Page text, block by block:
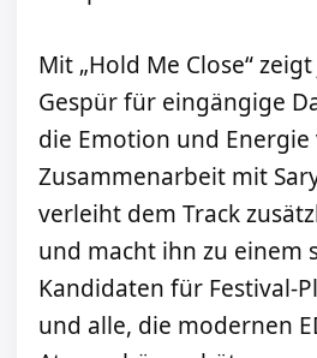
Mit „Hold Me Close“
Gespür für eingängige
die Emotion und Energie
Zusammenarbeit mit
verleiht dem Track
und macht ihn zu einem
Kandidaten für Festival-
und alle, die modernen